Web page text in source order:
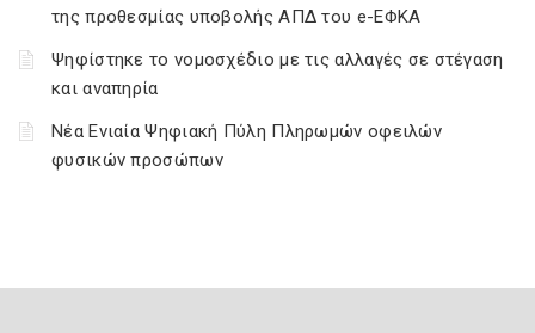
της προθεσμίας υποβολής ΑΠΔ του e-ΕΦΚΑ
Ψηφίστηκε το νομοσχέδιο με τις αλλαγές σε στέγαση
και αναπηρία
Νέα Ενιαία Ψηφιακή Πύλη Πληρωμών οφειλών
φυσικών προσώπων